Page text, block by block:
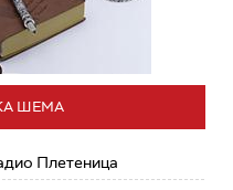
ШЕМА
Плетеница